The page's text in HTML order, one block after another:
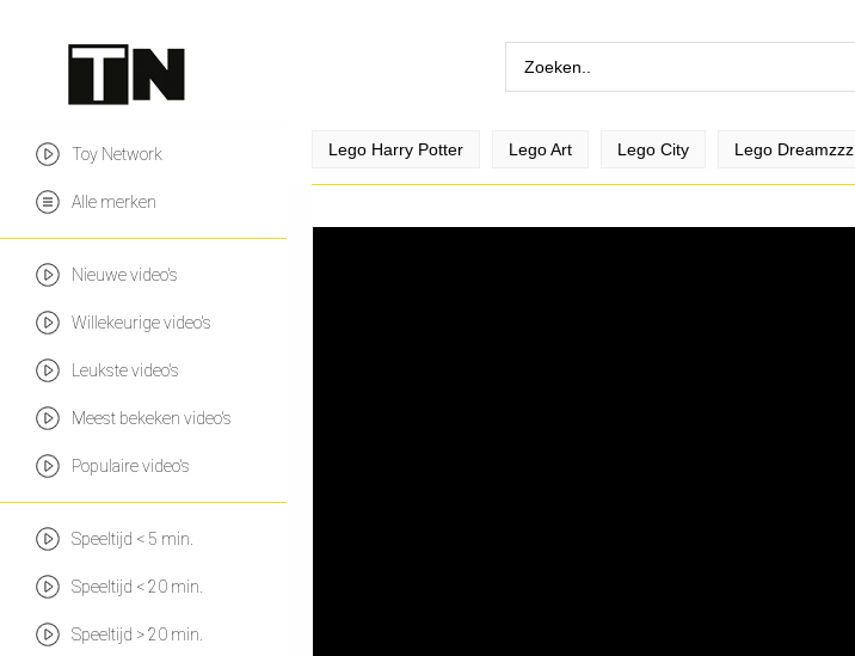
Toy Network
Alle merken
Nieuwe video's
Willekeurige video's
Leukste video's
Meest bekeken video's
Populaire video's
Speeltijd < 5 min.
Speeltijd < 20 min.
Speeltijd > 20 min.
Lego Harry Potter Lego Art Lego City Lego Dreamzzz